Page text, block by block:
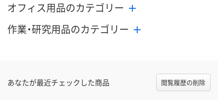
オフィス用品のカテゴリー
作業・研究用品のカテゴリー
あなたが最近チェックした商品 閲覧履歴の削除